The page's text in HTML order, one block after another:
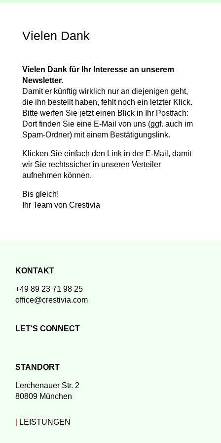
Vielen Dank
Vielen Dank für Ihr Interesse an unserem
Newsletter.
Damit er künftig wirklich nur an diejenigen geht,
die ihn bestellt haben, fehlt noch ein letzter Klick.
Bitte werfen Sie jetzt einen Blick in Ihr Postfach:
Dort finden Sie eine E-Mail von uns (ggf. auch im
Spam-Ordner) mit einem Bestätigungslink.
Klicken Sie einfach den Link in der E-Mail, damit
wir Sie rechtssicher in unseren Verteiler
aufnehmen können.
Bis gleich!
Ihr Team von Crestivia
KONTAKT
+49 89 23 71 98 25
office@crestivia.com
LET‘S CONNECT
STANDORT
Lerchenauer Str. 2
80809 München
LEISTUNGEN